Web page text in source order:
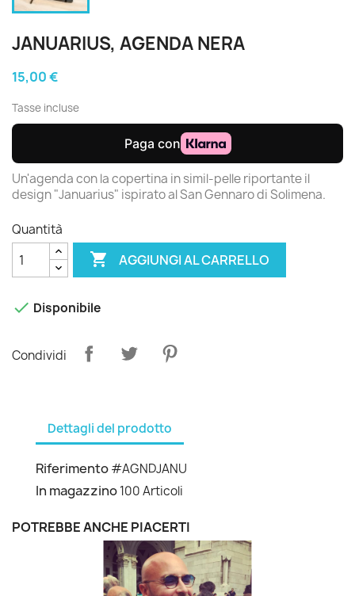
JANUARIUS, AGENDA NERA
15,00 €
Tasse incluse
Un'agenda con la copertina in simil-pelle riportante il
design "Januarius" ispirato al San Gennaro di Solimena.
Quantità
 AGGIUNGI AL CARRELLO
 Disponibile
Condividi
Dettagli del prodotto
Riferimento#AGNDJANU
In magazzino100 Articoli
POTREBBE ANCHE PIACERTI